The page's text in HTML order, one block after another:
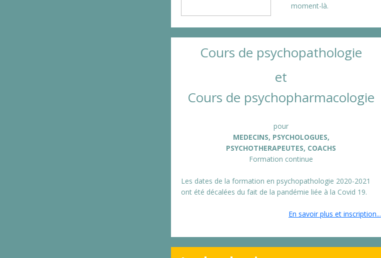
moment-là.
Cours de psychopathologie
et
Cours de psychopharmacologie
pour
MEDECINS, PSYCHOLOGUES,
PSYCHOTHERAPEUTES, COACHS
Formation continue
Les dates de la formation en psychopathologie 2020-2021
ont été décalées du fait de la pandémie liée à la Covid 19.
En savoir plus et inscription...